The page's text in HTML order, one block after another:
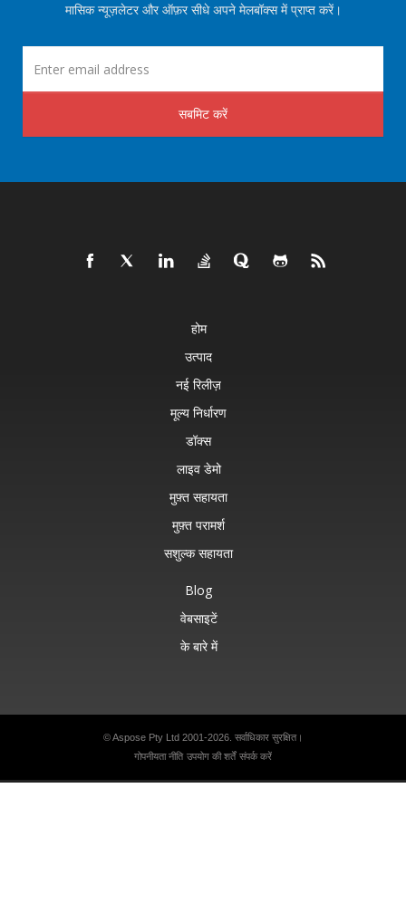
मासिक न्यूज़लेटर और ऑफ़र सीधे अपने मेलबॉक्स में प्राप्त करें।
सबमिट करें
होम
उत्पाद
नई रिलीज़
मूल्य निर्धारण
डॉक्स
लाइव डेमो
मुफ़्त सहायता
मुफ़्त परामर्श
सशुल्क सहायता
Blog
वेबसाइटें
के बारे में
© Aspose Pty Ltd 2001-2026. सर्वाधिकार सुरक्षित।
गोपनीयता नीति उपयोग की शर्तें संपर्क करें